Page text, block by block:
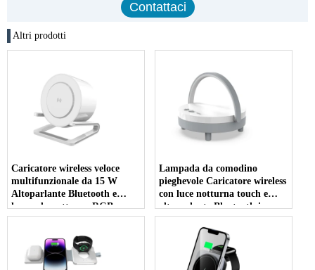
Altri prodotti
Caricatore wireless veloce
multifunzionale da 15 W
Altoparlante Bluetooth e
lampada notturna RGB con
controllo touch con supporto
Q710)
Lampada da comodino
pieghevole Caricatore wireless
con luce notturna touch e
altoparlante Bluetooth in
legno personalizzabile con
supporto per telefono (MH-